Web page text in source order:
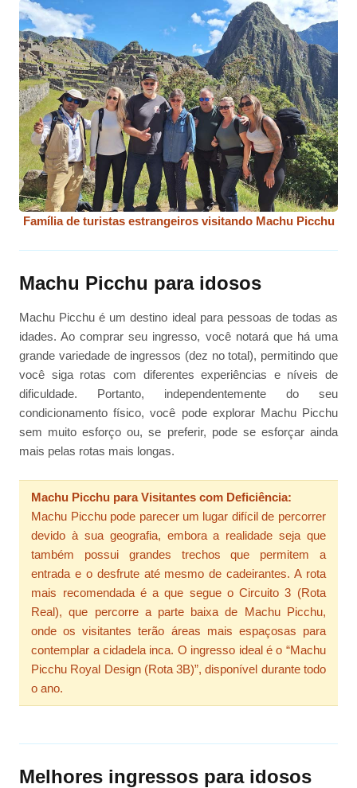
Família de turistas estrangeiros visitando Machu Picchu
Machu Picchu para idosos
Machu Picchu é um destino ideal para pessoas de todas as
idades. Ao comprar seu ingresso, você notará que há uma
grande variedade de ingressos (dez no total), permitindo que
você siga rotas com diferentes experiências e níveis de
dificuldade. Portanto, independentemente do seu
condicionamento físico, você pode explorar Machu Picchu
sem muito esforço ou, se preferir, pode se esforçar ainda
mais pelas rotas mais longas.
Machu Picchu para Visitantes com Deficiência:
Machu Picchu pode parecer um lugar difícil de percorrer
devido à sua geografia, embora a realidade seja que
também possui grandes trechos que permitem a
entrada e o desfrute até mesmo de cadeirantes. A rota
mais recomendada é a que segue o Circuito 3 (Rota
Real), que percorre a parte baixa de Machu Picchu,
onde os visitantes terão áreas mais espaçosas para
contemplar a cidadela inca. O ingresso ideal é o “Machu
Picchu Royal Design (Rota 3B)”, disponível durante todo
o ano.
Melhores ingressos para idosos